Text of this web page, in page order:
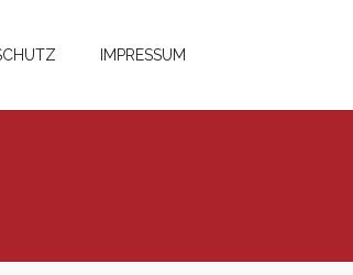
IMPRESSUM